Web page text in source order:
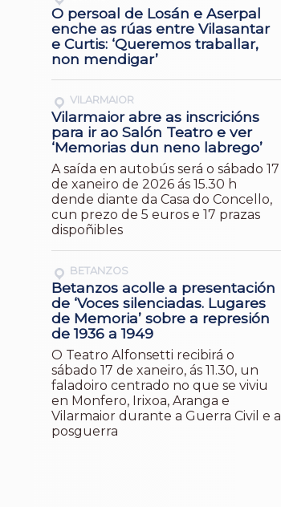
O persoal de Losán e Aserpal
enche as rúas entre Vilasantar
e Curtis: ‘Queremos traballar,
non mendigar’
VILARMAIOR
Vilarmaior abre as inscricións
para ir ao Salón Teatro e ver
‘Memorias dun neno labrego’
A saída en autobús será o sábado 17
de xaneiro de 2026 ás 15.30 h
dende diante da Casa do Concello,
cun prezo de 5 euros e 17 prazas
dispoñibles
BETANZOS
Betanzos acolle a presentación
de ‘Voces silenciadas. Lugares
de Memoria’ sobre a represión
de 1936 a 1949
O Teatro Alfonsetti recibirá o
sábado 17 de xaneiro, ás 11.30, un
faladoiro centrado no que se viviu
en Monfero, Irixoa, Aranga e
Vilarmaior durante a Guerra Civil e a
posguerra